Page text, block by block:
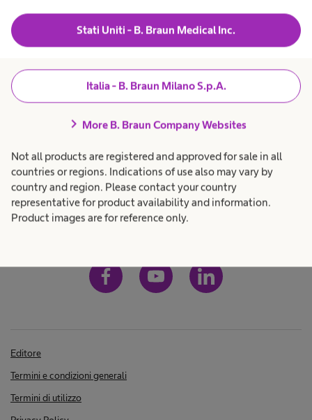
Stati Uniti - B. Braun Medical Inc.
Italia - B. Braun Milano S.p.A.
chevron_right More B. Braun Company Websites
Not all products are registered and approved for sale in all
countries or regions. Indications of use also may vary by
country and region. Please contact your country
representative for product availability and information.
Product images are for reference only.
expand_more
Lavora con noi expand_more
Chi siamo expand_more
Trasparente
Italia
Editore
Termini e condizioni generali
Termini di utilizzo